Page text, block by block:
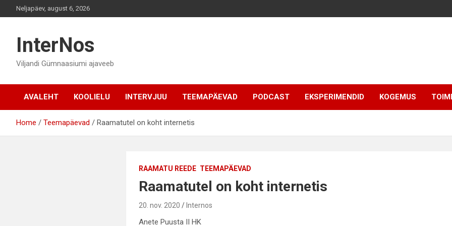
to
Neljapäev, august 6, 2026
InterNos
Viljandi Gümnaasiumi ajaveeb
AVALEHT KOOLIELU INTERVJUU TEEMAPÄEVAD PODCAST EKSPERIMENDID KOGEMUS
Home Teemapäevad Raamatutel on koht internetis
RAAMATU REEDE TEEMAPÄEVAD
Raamatutel on koht internetis
20. nov. 2020 Internos
Anete Puusta II HK